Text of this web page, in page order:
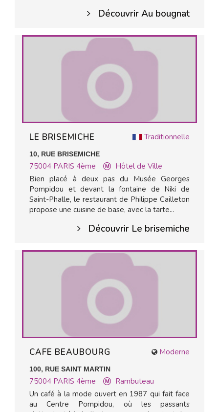
Découvrir Au bougnat
Traditionnelle
LE BRISEMICHE
10, RUE BRISEMICHE
75004 PARIS 4ème
Hôtel de Ville
Bien placé à deux pas du Musée Georges
Pompidou et devant la fontaine de Niki de
Saint-Phalle, le restaurant de Philippe Cailleton
propose une cuisine de base, avec la tarte...
Découvrir Le brisemiche
Moderne
CAFE BEAUBOURG
100, RUE SAINT MARTIN
75004 PARIS 4ème
Rambuteau
Un café à la mode ouvert en 1987 qui fait face
au Centre Pompidou, où les passants